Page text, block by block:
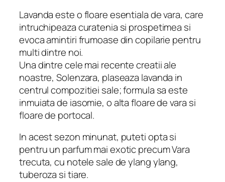
Lavanda este o floare esentiala de vara, care
intruchipeaza curatenia si prospetimea si
evoca amintiri frumoase din copilarie pentru
multi dintre noi.
Una dintre cele mai recente creatii ale
noastre, Solenzara, plaseaza lavanda in
centrul compozitiei sale; formula sa este
inmuiata de iasomie, o alta floare de vara si
floare de portocal.
In acest sezon minunat, puteti opta si
pentru un parfum mai exotic precum Vara
trecuta, cu notele sale de ylang ylang,
tuberoza si tiare.